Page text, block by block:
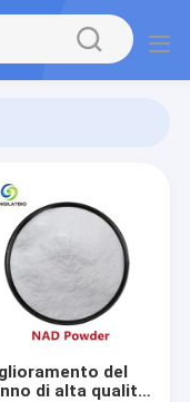
del
di alta qualità